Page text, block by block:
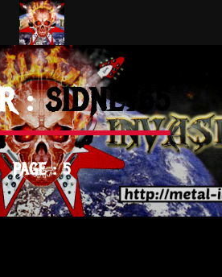
:SIDNEY65
PAGE : 5